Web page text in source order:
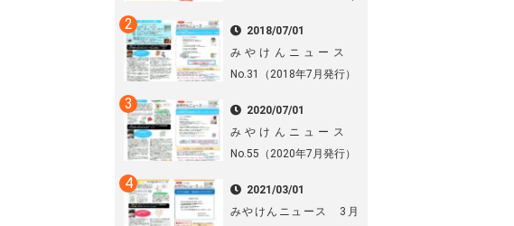
2018/07/01
みやけんニュース
No.31（2018年7月発行）
2020/07/01
みやけんニュース
No.55（2020年7月発行）
2021/03/01
みやけんニュース 3月